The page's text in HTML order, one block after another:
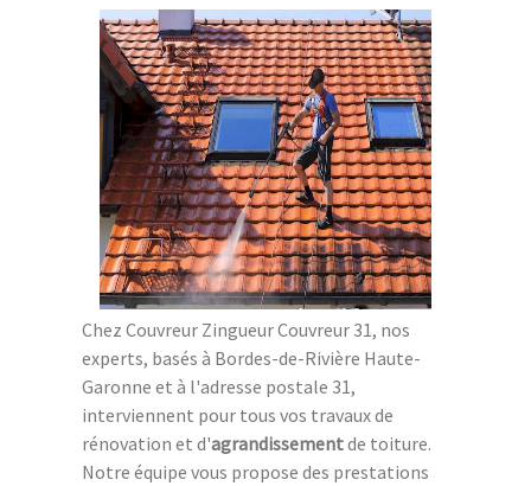
Chez Couvreur Zingueur Couvreur 31, nos
experts, basés à Bordes-de-Rivière Haute-
Garonne et à l'adresse postale 31,
interviennent pour tous vos travaux de
rénovation et d'agrandissementde toiture.
Notre équipe vous propose des prestations